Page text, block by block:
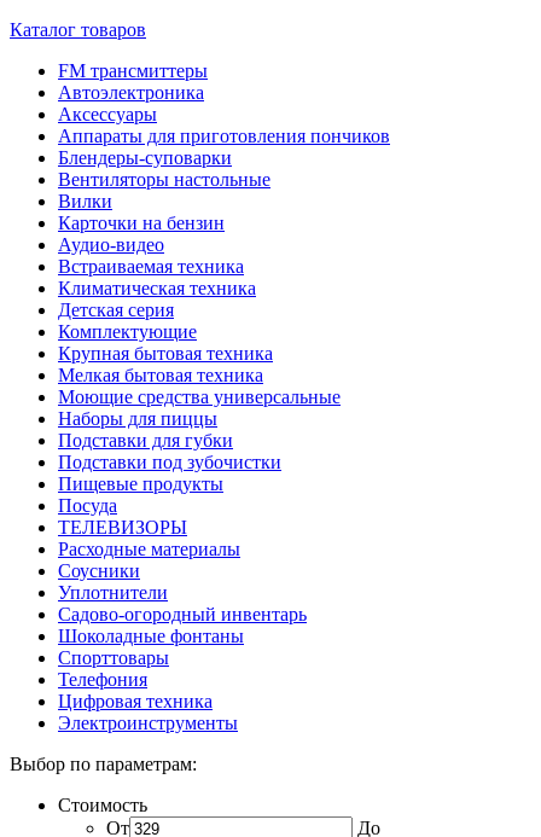
Каталог товаров
FM трансмиттеры
Автоэлектроника
Аксессуары
Аппараты для приготовления пончиков
Блендеры-суповарки
Вентиляторы настольные
Вилки
Карточки на бензин
Аудио-видео
Встраиваемая техника
Климатическая техника
Детская серия
Комплектующие
Крупная бытовая техника
Мелкая бытовая техника
Моющие средства универсальные
Наборы для пиццы
Подставки для губки
Подставки под зубочистки
Пищевые продукты
Посуда
ТЕЛЕВИЗОРЫ
Расходные материалы
Соусники
Уплотнители
Садово-огородный инвентарь
Шоколадные фонтаны
Спорттовары
Телефония
Цифровая техника
Электроинструменты
Выбор по параметрам:
Стоимость
От
До